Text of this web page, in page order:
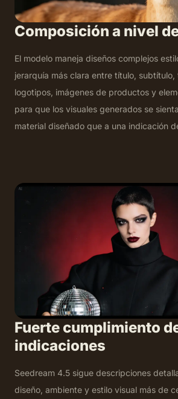
Composición a nivel
El modelo maneja diseños complejos
jerarquía más clara entre título, subtítulo,
logotipos, imágenes de productos y
para que los visuales generados se
material diseñado que a una indicación
Fuerte cumplimiento
indicaciones
Seedream 4.5 sigue descripciones
diseño, ambiente y estilo visual más de